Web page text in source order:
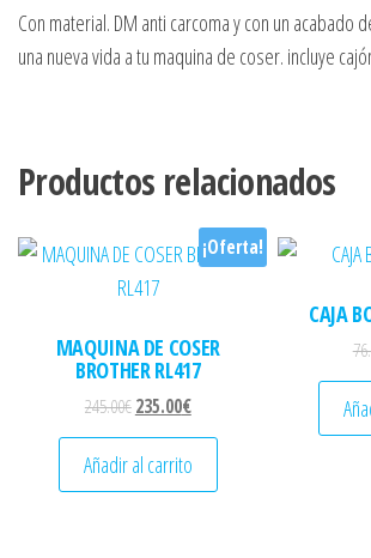
Con material. DM anti carcoma y con un acabado
una nueva vida a tu maquina de coser. incluye
Productos relacionados
¡Oferta!
MAQUINA DE COSER
BROTHER RL417
245.00€El precio original era: 245.00€.
235.00€El precio actual es: 235.00€.
Añadir al carrito
CAJA